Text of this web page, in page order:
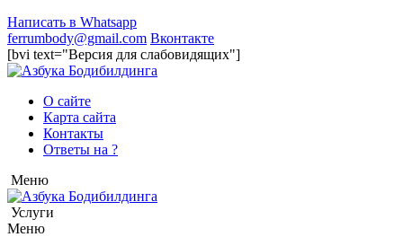
Написать в Whatsapp
ferrumbody@gmail.com Вконтакте
[bvi text="Версия для слабовидящих"]
О сайте
Карта сайта
Контакты
Ответы на ?
Меню
Услуги
Меню